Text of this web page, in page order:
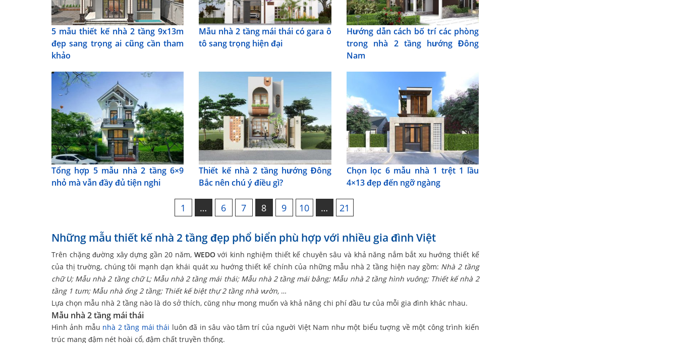
5 mẫu thiết kế nhà 2 tầng 9x13m
đẹp sang trọng ai cũng cần tham
khảo
Mẫu nhà 2 tầng mái thái có gara ô
tô sang trọng hiện đại
Hướng dẫn cách bố trí các phòng
trong nhà 2 tầng hướng Đông
Nam
Tổng hợp 5 mẫu nhà 2 tầng 6×9
nhỏ mà vẫn đầy đủ tiện nghi
Thiết kế nhà 2 tầng hướng Đông
Bắc nên chú ý điều gì?
Chọn lọc 6 mẫu nhà 1 trệt 1 lầu
4×13 đẹp đến ngỡ ngàng
1 … 6 7 8 9 10 … 21
Những mẫu thiết kế nhà 2 tầng đẹp phổ biển phù hợp với nhiều gia đình Việt
Trên chặng đường xây dựng gần 20 năm,WEDOvới kinh nghiệm thiết kế chuyên sâu và khả năng nắm bắt xu hướng thiết kế
của thị trường, chúng tôi mạnh dạn khái quát xu hướng thiết kế chính của những mẫu nhà 2 tầng hiện nay gồm: Nhà 2 tầng
chữ U; Mẫu nhà 2 tầng chữ L; Mẫu nhà 2 tầng mái thái; Mẫu nhà 2 tầng mái bằng; Mẫu nhà 2 tầng hình vuông; Thiết kế nhà 2
tầng 1 tum; Mẫu nhà ống 2 tầng; Thiết kế biệt thự 2 tầng nhà vườn, …
Lựa chọn mẫu nhà 2 tầng nào là do sở thích, cũng như mong muốn và khả năng chi phí đầu tư của mỗi gia đình khác nhau.
Mẫu nhà 2 tầng mái thái
Hình ảnh mẫu nhà 2 tầng mái thái luôn đã in sâu vào tâm trí của người Việt Nam như một biểu tượng về một công trình kiến
trúc mang đậm nét hoài cổ, đậm chất truyền thống.